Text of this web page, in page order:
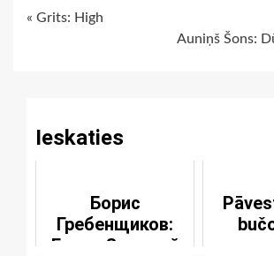
Continue
« Grits: High
Auniņš Šons:
Ieskaties
Борис
Гребенщиков:
Город Золотой